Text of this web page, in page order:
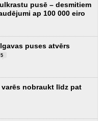
pusē – desmitiem
ap 100 000 eiro
puses atvērs
5
nobraukt līdz pat